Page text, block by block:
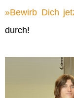
Bewirb Dich
durch!